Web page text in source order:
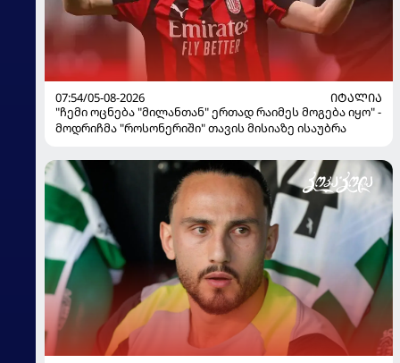
07:54/05-08-2026
ᲘᲢᲐᲚᲘᲐ
"ჩემი ოცნება "მილანთან" ერთად რაიმეს მოგება იყო" -
მოდრიჩმა "როსონერიში" თავის მისიაზე ისაუბრა